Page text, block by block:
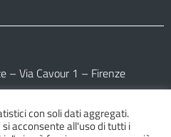
– Via Cavour 1 – Firenze
con soli dati aggregati.
acconsente all'uso di tutti i